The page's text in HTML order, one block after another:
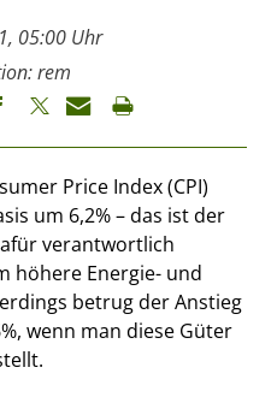
05:00 Uhr
rem
Price Index (CPI)
um 6,2% – das ist der
verantwortlich
höhere Energie- und
betrug der Anstieg
wenn man diese Güter